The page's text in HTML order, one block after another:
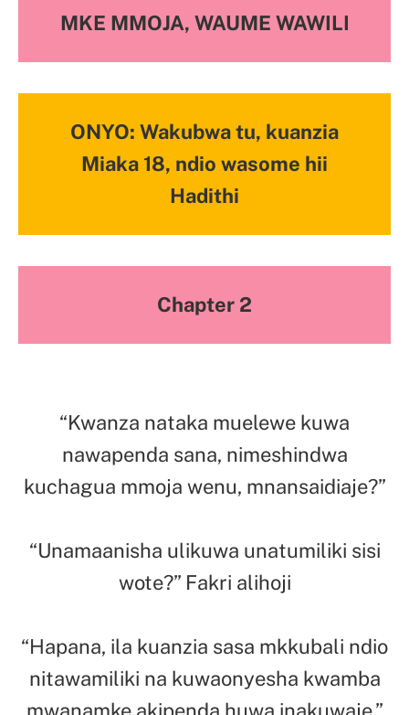
MKE MMOJA, WAUME WAWILI
ONYO: Wakubwa tu, kuanzia
Miaka 18, ndio wasome hii
Hadithi
Chapter 2
“Kwanza nataka muelewe kuwa
nawapenda sana, nimeshindwa
kuchagua mmoja wenu, mnansaidiaje?”
“Unamaanisha ulikuwa unatumiliki sisi
wote?” Fakri alihoji
“Hapana, ila kuanzia sasa mkkubali ndio
nitawamiliki na kuwaonyesha kwamba
mwanamke akipenda huwa inakuwaje,”